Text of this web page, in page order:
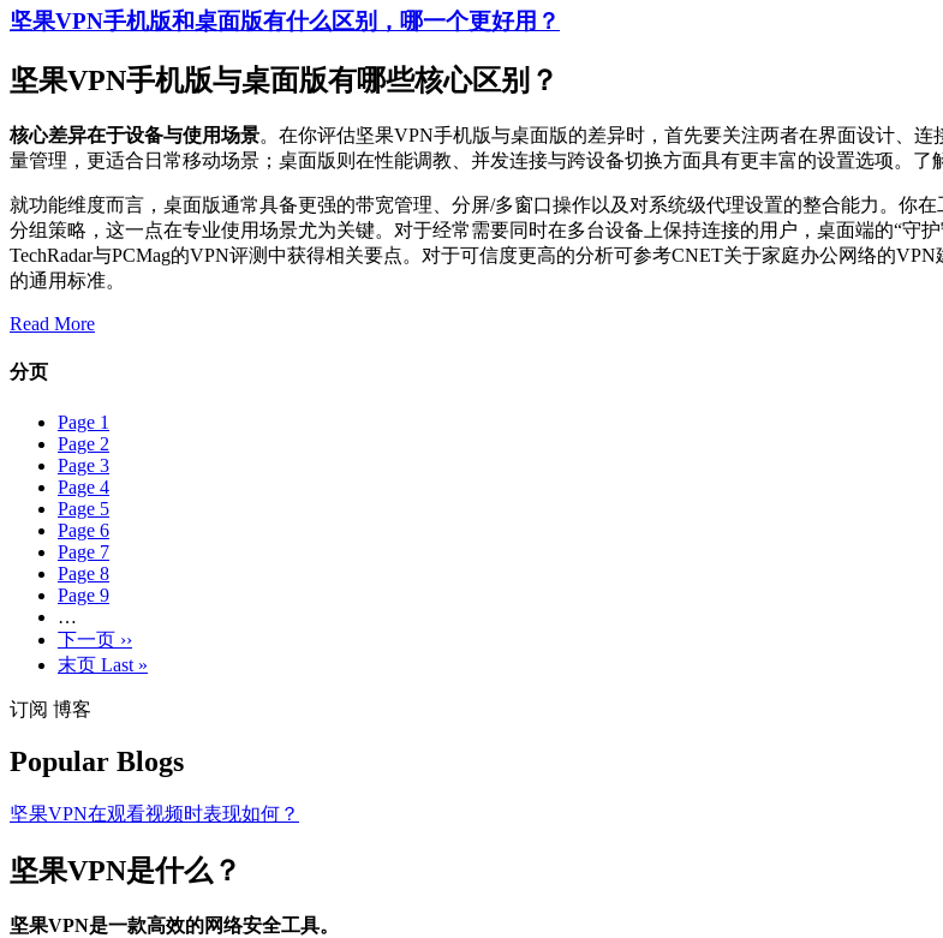
坚果VPN手机版和桌面版有什么区别，哪一个更好用？
坚果VPN手机版与桌面版有哪些核心区别？
核心差异在于设备与使用场景。在你评估坚果VPN手机版与桌面版的差异时，首先要关注两者在界面设计、
量管理，更适合日常移动场景；桌面版则在性能调教、并发连接与跨设备切换方面具有更丰富的设置选项。了
就功能维度而言，桌面版通常具备更强的带宽管理、分屏/多窗口操作以及对系统级代理设置的整合能力。你
分组策略，这一点在专业使用场景尤为关键。对于经常需要同时在多台设备上保持连接的用户，桌面端的“守
TechRadar与PCMag的VPN评测中获得相关要点。对于可信度更高的分析可参考CNET关于家庭办公网络的
的通用标准。
Read More
分页
Page 1
Page 2
Page 3
Page 4
Page 5
Page 6
Page 7
Page 8
Page 9
…
下一页 ››
末页 Last »
订阅 博客
Popular Blogs
坚果VPN在观看视频时表现如何？
坚果VPN是什么？
坚果VPN是一款高效的网络安全工具。